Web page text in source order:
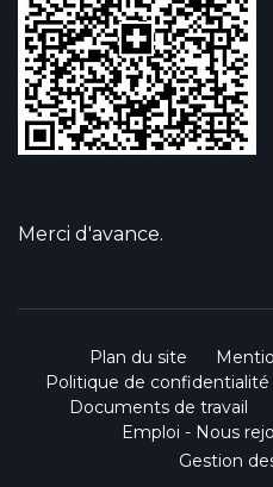
Merci d'avance.
Plan du site
Politique de confidentialité
Documents de travail
Emploi - Nous
Gestion